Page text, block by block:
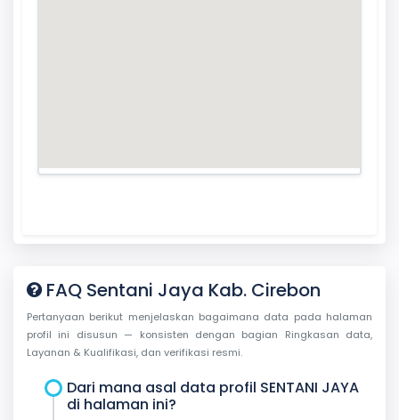
FAQ Sentani Jaya Kab. Cirebon
Pertanyaan berikut menjelaskan bagaimana data pada halaman
profil ini disusun — konsisten dengan bagian Ringkasan data,
Layanan & Kualifikasi, dan verifikasi resmi.
Dari mana asal data profil SENTANI JAYA
di halaman ini?